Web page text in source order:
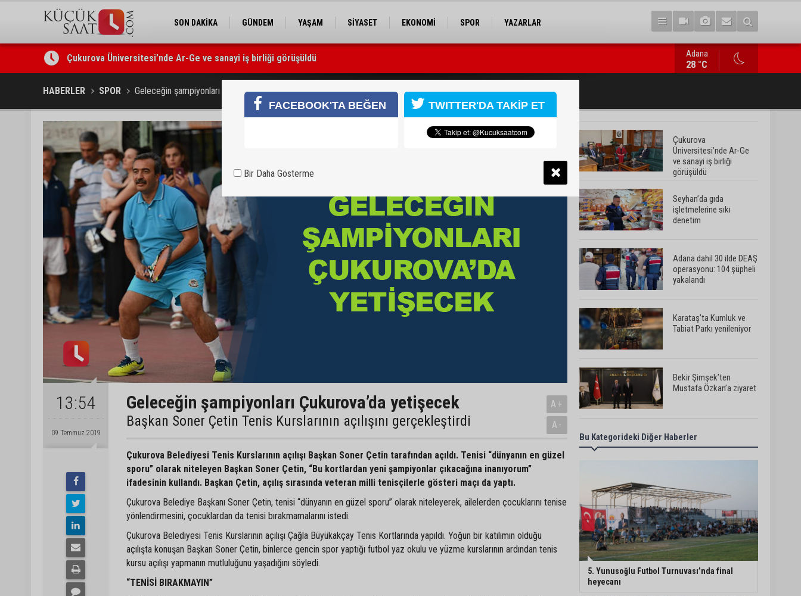
SON DAKİKA GÜNDEM YAŞAM SİYASET EKONOMİ SPOR YAZARLAR
Çukurova Üniversitesi’nde Ar-Ge ve sanayi iş birliği görüşüldü Seyhan’da gıda işletmelerine sıkı denetim
Adana
28 °C
HABERLER SPOR Geleceğin şampiyonları Çukurova’da yetişecek
13:54
09 Temmuz 2019
Geleceğin şampiyonları Çukurova’da yetişecek
Başkan Soner Çetin Tenis Kurslarının açılışını gerçekleştirdi
A+
A-
Çukurova Belediyesi Tenis Kurslarının açılışı Başkan Soner Çetin tarafından açıldı. Tenisi “dünyanın en güzel
sporu” olarak niteleyen Başkan Soner Çetin, “Bu kortlardan yeni şampiyonlar çıkacağına inanıyorum”
ifadesinin kullandı. Başkan Çetin, açılış sırasında veteran milli tenisçilerle gösteri maçı da yaptı.
Çukurova Belediye Başkanı Soner Çetin, tenisi “dünyanın en güzel sporu” olarak niteleyerek, ailelerden çocuklarını tenise
yönlendirmesini, çocuklardan da tenisi bırakmamalarını istedi.
Çukurova Belediyesi Tenis Kurslarının açılışı Çağla Büyükakçay Tenis Kortlarında yapıldı. Yoğun bir katılımın olduğu
açılışta konuşan Başkan Soner Çetin, binlerce gencin spor yaptığı futbol yaz okulu ve yüzme kurslarının ardından tenis
kursu açılışı yapmanın mutluluğunu yaşadığını söyledi.
“TENİSİ BIRAKMAYIN”
Çukurova
Üniversitesi’nde Ar-Ge
ve sanayi iş birliği
görüşüldü
Seyhan’da gıda
işletmelerine sıkı
denetim
Adana dahil 30 ilde DEAŞ
operasyonu: 104 şüpheli
yakalandı
Karataş’ta Kumluk ve
Tabiat Parkı yenileniyor
Bekir Şimşek’ten
Mustafa Özkan’a ziyaret
Ceyhan’da asfalt
çalışmaları sürüyor
Ceyhan’da açık hava
sineması keyfi iki farklı
parkta devam ediyor
5. Yunusoğlu Futbol
Turnuvası’nda final
heyecanı
Bu Kategorideki Diğer Haberler
5. Yunusoğlu Futbol Turnuvası’nda final
heyecanı
FACEBOOK'TA BEĞEN TWITTER'DA TAKİP ET
Bir Daha Gösterme